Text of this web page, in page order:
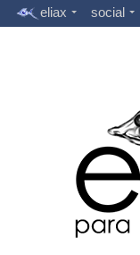
eliax social